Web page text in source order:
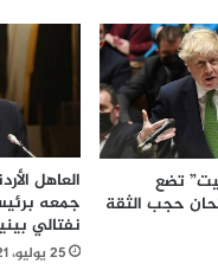
تضع
حجب الثقة
العاهل
جمعه
نفتالي
25 يوليو، 2021